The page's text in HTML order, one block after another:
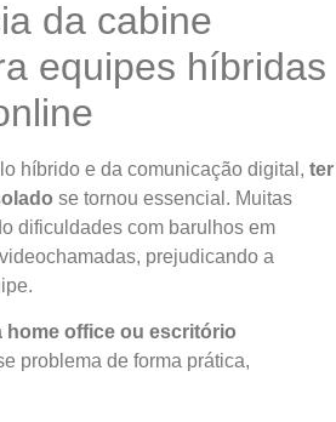
da cabine
equipes híbridas
híbrido e da comunicação digital, ter
se tornou essencial. Muitas
dificuldades com barulhos em
prejudicando a
home office ou escritório
problema de forma prática,